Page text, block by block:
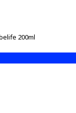
200ml